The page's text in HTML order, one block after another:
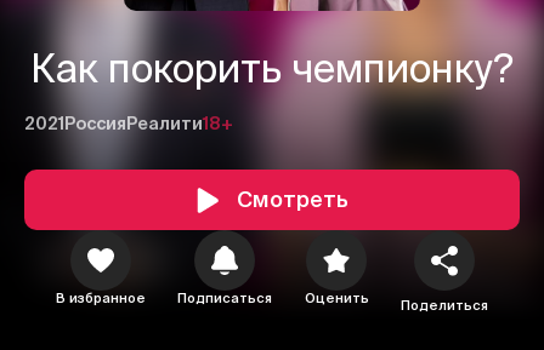
Как покорить чемпионку?
2021 Россия Реалити18+
Смотреть
В избранное Подписаться Оценить Поделиться